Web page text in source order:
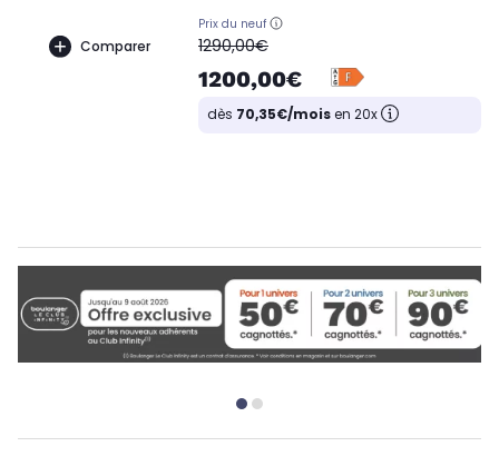
Comparer
Prix du neuf
oldPrice
1290,00€
1200,00€
dès 70,35€/moisen 20x